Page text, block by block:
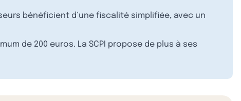
bénéficient d’une fiscalité simplifiée, avec un
de 200 euros. La SCPI propose de plus à ses